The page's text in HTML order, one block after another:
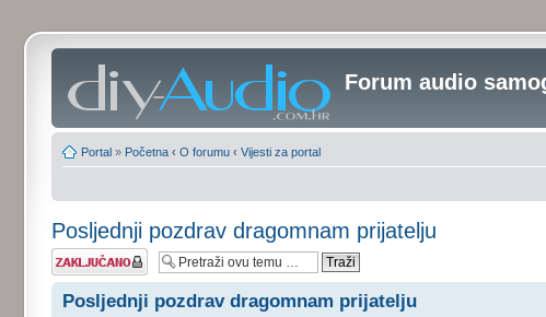
Forum audio
Portal » Početna ‹ O forumu ‹ Vijesti za portal
Posljednji pozdrav dragomnam prijatelju
Tema je
zaključana
Posljednji pozdrav dragomnam prijatelju